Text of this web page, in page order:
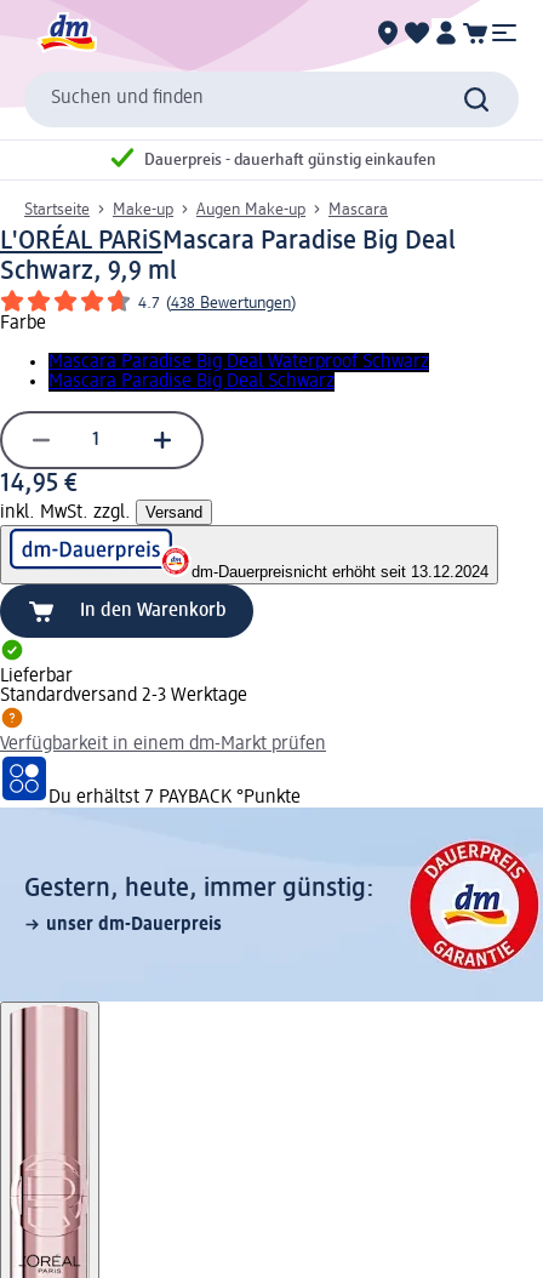
Suchen und finden
Dauerpreis - dauerhaft günstig einkaufen
Startseite Make-up Augen Make-up Mascara
L'ORÉAL PARiSMascara Paradise Big Deal
Schwarz, 9,9 ml
4.7 (438 Bewertungen)
Farbe
Mascara Paradise Big Deal Waterproof Schwarz
Mascara Paradise Big Deal Schwarz
14,95 €
inkl. MwSt. zzgl. Versand
dm-Dauerpreisnicht erhöht seit 13.12.2024
In den Warenkorb
Lieferbar
Standardversand 2-3 Werktage
Verfügbarkeit in einem dm-Markt prüfen
Du erhältst 7 PAYBACK °Punkte
Gestern, heute, immer günstig:
unser dm-Dauerpreis